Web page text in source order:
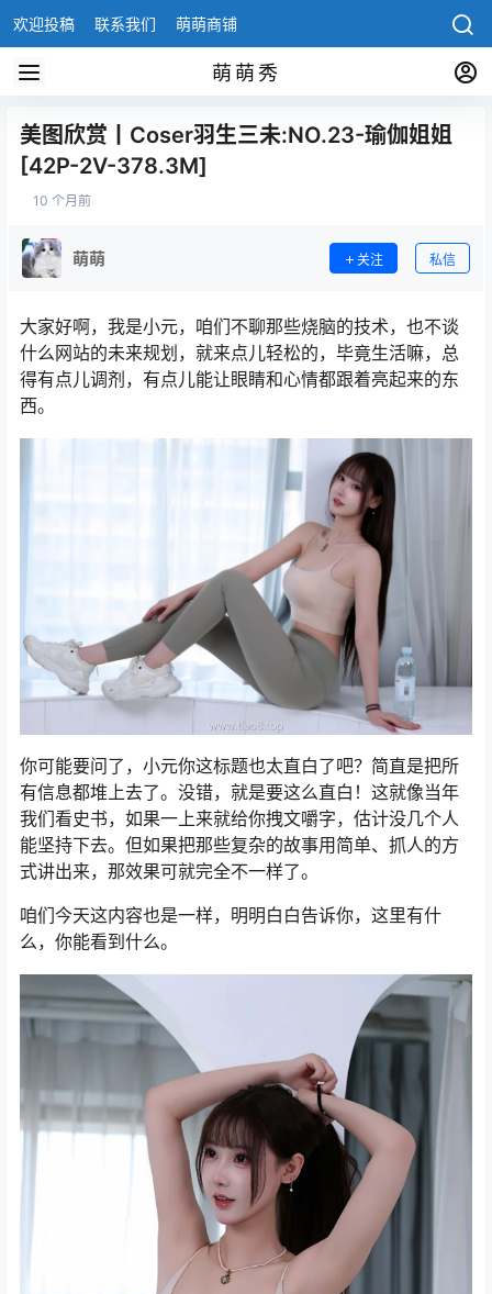
欢迎投稿 联系我们 萌萌商铺
萌萌秀
美图欣赏丨Coser羽生三未:NO.23-瑜伽姐姐
[42P-2V-378.3M]
10 个月前
萌萌 关注 私信
大家好啊，我是小元，咱们不聊那些烧脑的技术，也不谈
什么网站的未来规划，就来点儿轻松的，毕竟生活嘛，总
得有点儿调剂，有点儿能让眼睛和心情都跟着亮起来的东
西。
你可能要问了，小元你这标题也太直白了吧？简直是把所
有信息都堆上去了。没错，就是要这么直白！这就像当年
我们看史书，如果一上来就给你拽文嚼字，估计没几个人
能坚持下去。但如果把那些复杂的故事用简单、抓人的方
式讲出来，那效果可就完全不一样了。
咱们今天这内容也是一样，明明白白告诉你，这里有什
么，你能看到什么。